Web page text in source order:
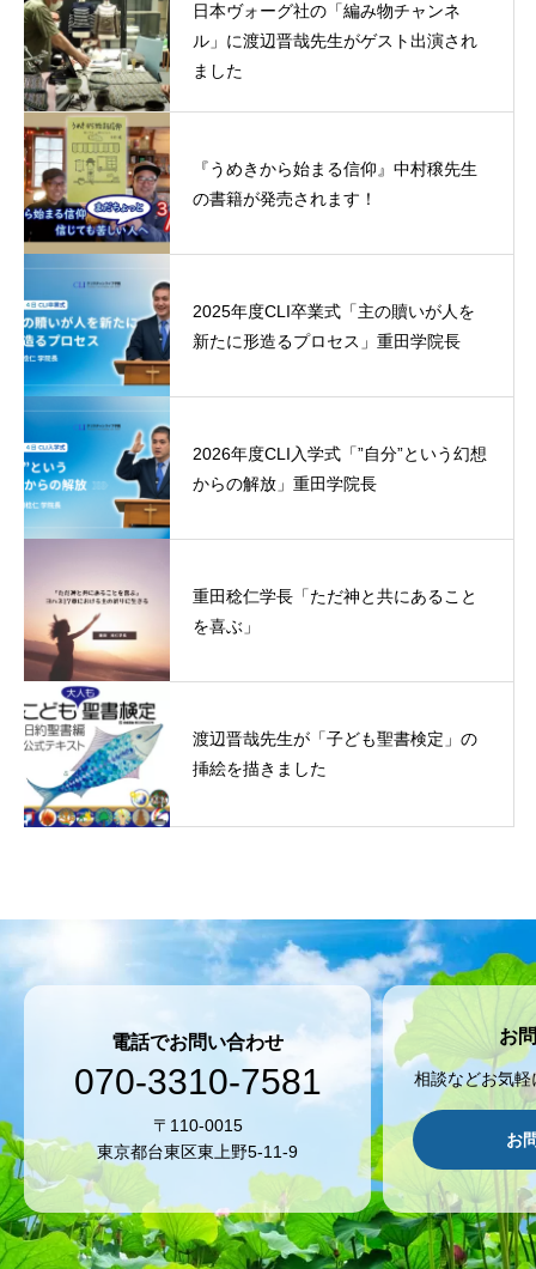
日本ヴォーグ社の「編み物チャンネ
ル」に渡辺晋哉先生がゲスト出演され
ました
『うめきから始まる信仰』中村穣先生
の書籍が発売されます！
2025年度CLI卒業式「主の贖いが人を
新たに形造るプロセス」重田学院長
2026年度CLI入学式「”自分”という幻想
からの解放」重田学院長
重田稔仁学長「ただ神と共にあること
を喜ぶ」
渡辺晋哉先生が「子ども聖書検定」の
挿絵を描きました
電話でお問い合わせ
070-3310-7581
〒110-0015
東京都台東区東上野5-11-9
お
相談などお気
お